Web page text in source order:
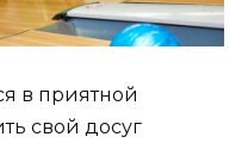
в приятной
свой досуг